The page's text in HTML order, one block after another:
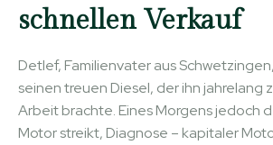
schnellen Verkauf
Detlef, Familienvater aus
seinen treuen Diesel, der ihn jahrelang
Arbeit brachte. Eines Morgens jedoch
Motor streikt, Diagnose – kapitaler